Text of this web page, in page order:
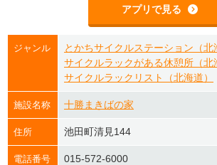
アプリで見る
ジャンル
とかちサイクルステーション（北
サイクルラックがある休憩所（北
サイクルラックリスト（北海道）
施設名称 十勝まきばの家
住所 池田町清見144
電話番号 015-572-6000